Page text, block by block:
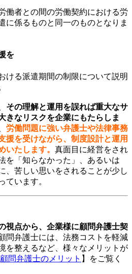
働者との間の労働契約における労
に係るものと同一のものとなりま
を
ける派遣期間の制限について説明
その理解と運用を誤れば重大なサ
きなリスクを企業にもたらしま
労働問題に強い弁護士や法律事務
援を受けながら、制度設計と運用
いたします。 真面目に経営をされ
を「知らなかった」、あるいは
、苦しい思いをされることが少し
ています。
視点から、企業様に顧問弁護士契
問弁護士には、法務コストを軽減
を整えるなど、様々なメリットが
顧問弁護士のメリット 】をご覧く